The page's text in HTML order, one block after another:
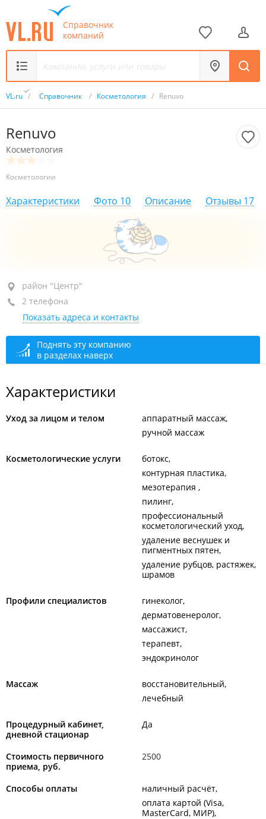
Справочник
компаний
VL.ru / Справочник / Косметология / Renuvo
Renuvo
Косметология
Косметологии
Характеристики Фото 10 Описание Отзывы 17
район "Центр", ул. Уткинская, 15
+7 908 993-42-24
+7 984 198-33-55
открыто: 09:00–20:00
район "Центр"
2 телефона
Показать адреса и контакты
Поднять эту компанию
в разделах наверх
Характеристики
Уход за лицом и телом
аппаратный массаж
ручной массаж
Косметологические услуги
ботокс
контурная пластика
мезотерапия
пилинг
профессиональный
косметологический уход
удаление веснушек и
пигментных пятен
удаление рубцов, растяжек,
шрамов
Профили специалистов
гинеколог
дерматовенеролог
массажист
терапевт
эндокринолог
Массаж
восстановительный
лечебный
Процедурный кабинет,
дневной стационар
Да
Стоимость первичного
приема, руб.
2500
Способы оплаты
наличный расчёт
оплата картой (Visa,
MasterCard, МИР)